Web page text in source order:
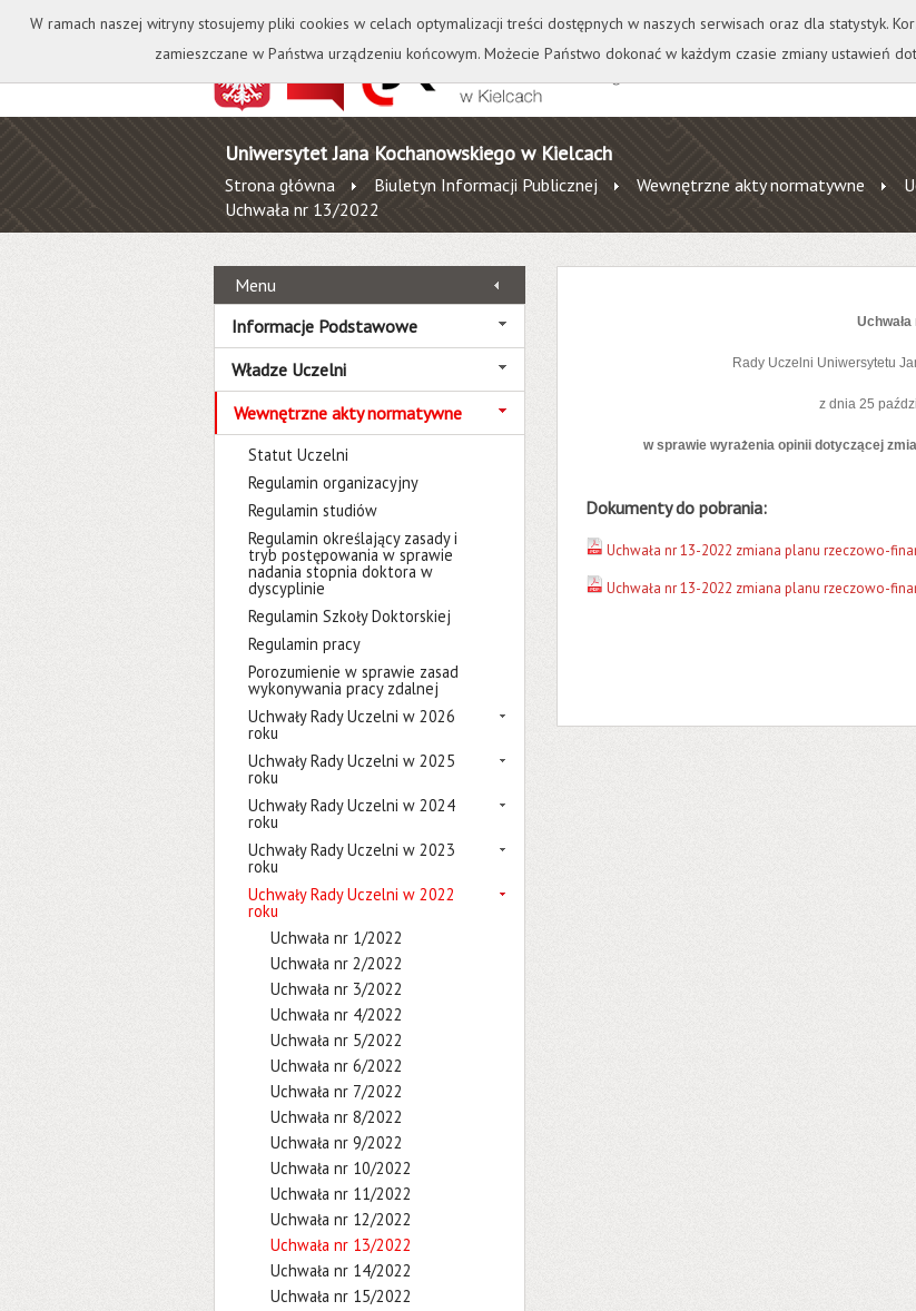
Kontakt Biblioteka Wydawnictwo Wirtualna Uczelnia A A A
Uniwersytet Jana Kochanowskiego w Kielcach
Strona główna Biuletyn Informacji Publicznej Wewnętrzne akty normatywne
Uchwała nr 13/2022
Menu
Informacje Podstawowe
Władze Uczelni
Wewnętrzne akty normatywne
Statut Uczelni
Regulamin organizacyjny
Regulamin studiów
Regulamin określający zasady i
tryb postępowania w sprawie
nadania stopnia doktora w
dyscyplinie
Regulamin Szkoły Doktorskiej
Regulamin pracy
Porozumienie w sprawie zasad
wykonywania pracy zdalnej
Uchwały Rady Uczelni w 2026
roku
Uchwały Rady Uczelni w 2025
roku
Uchwały Rady Uczelni w 2024
roku
Uchwały Rady Uczelni w 2023
roku
Uchwały Rady Uczelni w 2022
roku
Uchwała nr 1/2022
Uchwała nr 2/2022
Uchwała nr 3/2022
Uchwała nr 4/2022
Uchwała nr 5/2022
Uchwała nr 6/2022
Uchwała nr 7/2022
Uchwała nr 8/2022
Uchwała nr 9/2022
Uchwała nr 10/2022
Uchwała nr 11/2022
Uchwała nr 12/2022
Uchwała nr 13/2022
Uchwała nr 14/2022
Uchwała nr 15/2022
Rady Uczelni Uniwersytetu
z dnia 25
w sprawie wyrażenia opinii dotyczącej
Dokumenty do pobrania:
Uchwała nr 13-2022 zmiana planu rzeczowo-
Uchwała nr 13-2022 zmiana planu rzeczowo-
W ramach naszej witryny stosujemy pliki cookies w celach optymalizacji treści dostępnych w naszych serwisach oraz dla statystyk.
zamieszczane w Państwa urządzeniu końcowym. Możecie Państwo dokonać w każdym czasie zmiany ustawień